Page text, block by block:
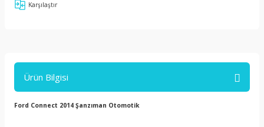
Karşılaştır
Ürün Bilgisi
Ford Connect 2014 Şanzıman Otomotik